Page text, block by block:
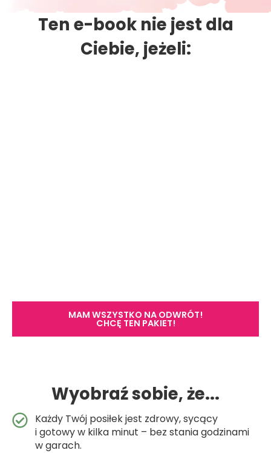
Ten e-book nie jest dla
Ciebie, jeżeli:
MAM WSZYSTKO NA ODWRÓT!
CHCĘ TEN PAKIET!
Wyobraź sobie, że...
Każdy Twój posiłek jest zdrowy, sycący
i gotowy w kilka minut – bez stania godzinami
w garach.